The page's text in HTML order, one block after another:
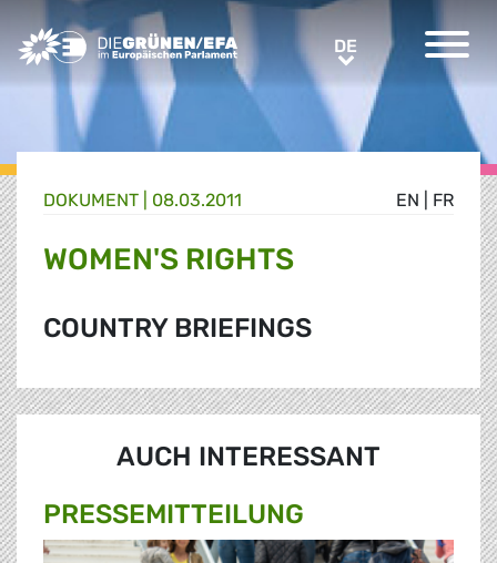
Greens/EFA Home DEDE
EN FR
DOKUMENT 08.03.2011
WOMEN'S RIGHTS
COUNTRY BRIEFINGS
AUCH INTERESSANT
PRESSE­MITTEILUNG